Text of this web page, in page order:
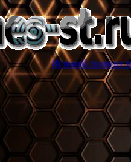
Игровой торрент трекер